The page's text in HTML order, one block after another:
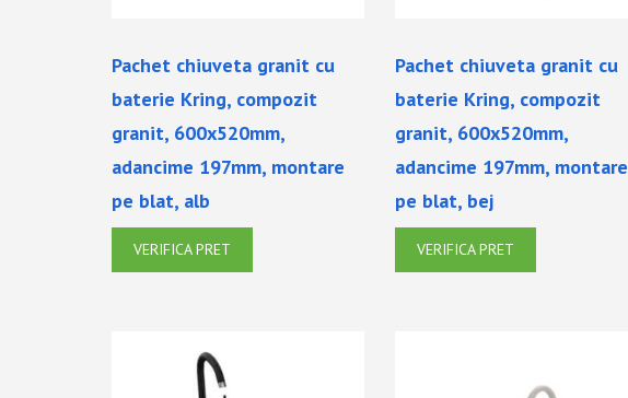
Pachet chiuveta granit cu
baterie Kring, compozit
granit, 600x520mm,
adancime 197mm, montare
pe blat, alb
VERIFICA PRET
Pachet chiuveta granit cu
baterie Kring, compozit
granit, 600x520mm,
adancime 197mm, montare
pe blat, bej
VERIFICA PRET